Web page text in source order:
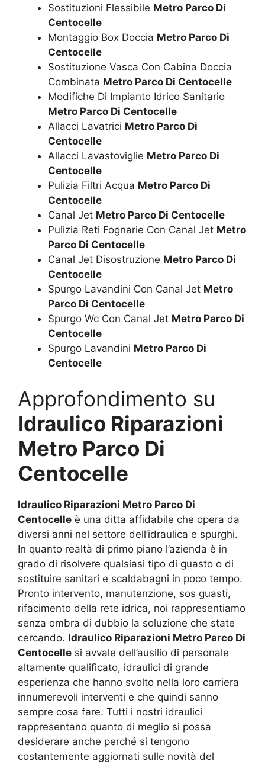
Sostituzioni Flessibile Metro Parco Di
Centocelle
Montaggio Box Doccia Metro Parco Di
Centocelle
Sostituzione Vasca Con Cabina Doccia
Combinata Metro Parco Di Centocelle
Modifiche Di Impianto Idrico Sanitario
Metro Parco Di Centocelle
Allacci Lavatrici Metro Parco Di
Centocelle
Allacci Lavastoviglie Metro Parco Di
Centocelle
Pulizia Filtri Acqua Metro Parco Di
Centocelle
Canal Jet Metro Parco Di Centocelle
Pulizia Reti Fognarie Con Canal Jet Metro
Parco Di Centocelle
Canal Jet Disostruzione Metro Parco Di
Centocelle
Spurgo Lavandini Con Canal Jet Metro
Parco Di Centocelle
Spurgo Wc Con Canal Jet Metro Parco Di
Centocelle
Spurgo Lavandini Metro Parco Di
Centocelle
Approfondimento su
Idraulico Riparazioni
Metro Parco Di
Centocelle
Idraulico Riparazioni Metro Parco Di
Centocelle è una ditta affidabile che opera da
diversi anni nel settore dell’idraulica e spurghi.
In quanto realtà di primo piano l’azienda è in
grado di risolvere qualsiasi tipo di guasto o di
sostituire sanitari e scaldabagni in poco tempo.
Pronto intervento, manutenzione, sos guasti,
rifacimento della rete idrica, noi rappresentiamo
senza ombra di dubbio la soluzione che state
cercando. Idraulico Riparazioni Metro Parco Di
Centocelle si avvale dell’ausilio di personale
altamente qualificato, idraulici di grande
esperienza che hanno svolto nella loro carriera
innumerevoli interventi e che quindi sanno
sempre cosa fare. Tutti i nostri idraulici
rappresentano quanto di meglio si possa
desiderare anche perché si tengono
costantemente aggiornati sulle novità del